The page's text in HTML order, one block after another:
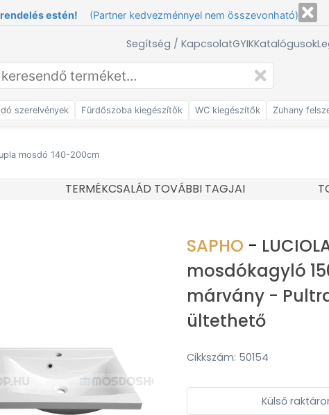
estén! (Partner kedvezménnyel nem összevonható)
Segítség / KapcsolatGYIKKatalógusok
szerelvények Fürdőszoba kiegészítők WC kiegészítők Zuhany
mosdó 140-200cm
TERMÉKCSALÁD TOVÁBBI TAGJAI
SAPHO -
mosdókagyló
márvány -
ültethető
Cikkszám: 50154
Külső